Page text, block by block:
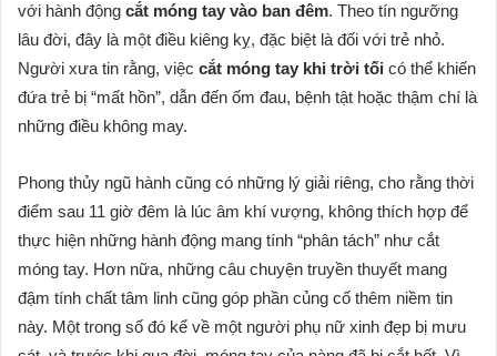
với hành động cắt móng tay vào ban đêm. Theo tín ngưỡng
lâu đời, đây là một điều kiêng kỵ, đặc biệt là đối với trẻ nhỏ.
Người xưa tin rằng, việc cắt móng tay khi trời tối có thể khiến
đứa trẻ bị “mất hồn”, dẫn đến ốm đau, bệnh tật hoặc thậm chí là
những điều không may.
Phong thủy ngũ hành cũng có những lý giải riêng, cho rằng thời
điểm sau 11 giờ đêm là lúc âm khí vượng, không thích hợp để
thực hiện những hành động mang tính “phân tách” như cắt
móng tay. Hơn nữa, những câu chuyện truyền thuyết mang
đậm tính chất tâm linh cũng góp phần củng cố thêm niềm tin
này. Một trong số đó kể về một người phụ nữ xinh đẹp bị mưu